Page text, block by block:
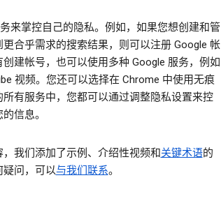
来掌控自己的隐私。例如，如果您想创建和管
合乎需求的搜索结果，则可以注册 Google 帐
建帐号，也可以使用多种 Google 服务，例如
视频。您还可以选择在 Chrome 中使用无痕
有服务中，您都可以通过调整隐私设置来控
信息。
我们添加了示例、介绍性视频和关键术语的
疑问，可以与我们联系。